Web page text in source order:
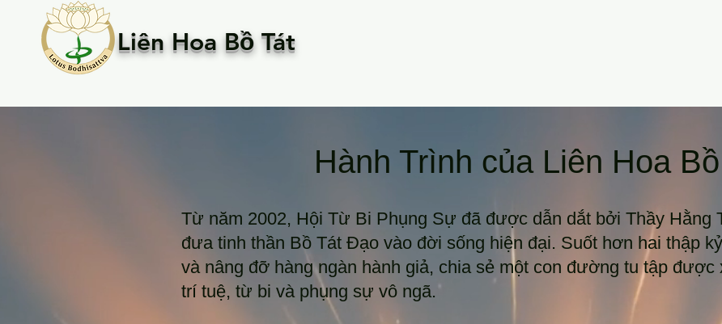
Liên Hoa Bồ Tát
Hành Trình của Liên Hoa
Từ năm 2002, Hội Từ Bi Phụng Sự đã được dẫn dắt bởi Thầy Hằng
đưa tinh thần Bồ Tát Đạo vào đời sống hiện đại. Suốt hơn hai thập
và nâng đỡ hàng ngàn hành giả, chia sẻ một con đường tu tập được
trí tuệ, từ bi và phụng sự vô ngã.